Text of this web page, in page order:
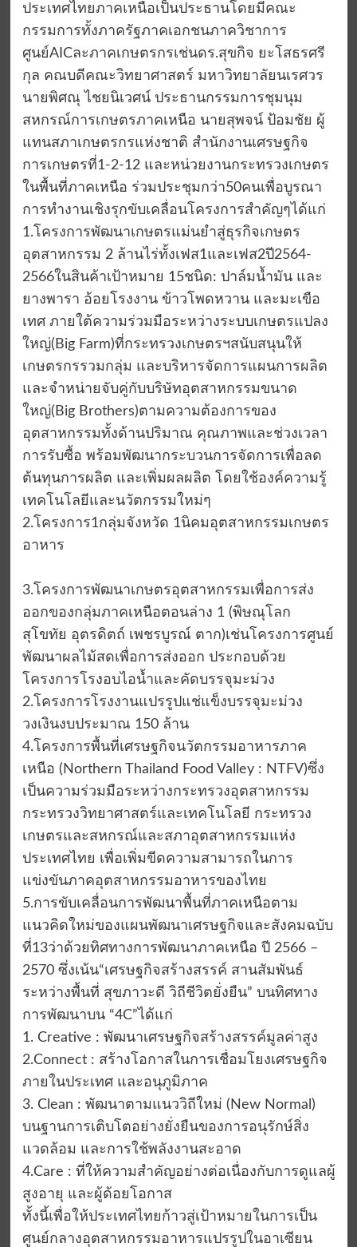
ประเทศไทยภาคเหนือเป็นประธานโดยมีคณะ
กรรมการทั้งภาครัฐภาคเอกชนภาควิชาการ
ศูนย์AICละภาคเกษตรกรเช่นดร.สุขกิจ ยะโสธรศรี
กุล คณบดีคณะวิทยาศาสตร์ มหาวิทยาลัยนเรศวร
นายพิศณุ ไชยนิเวศน์ ประธานกรรมการชุมนุม
สหกรณ์การเกษตรภาคเหนือ นายสุพจน์ ป้อมชัย ผู้
แทนสภาเกษตรกรแห่งชาติ สำนักงานเศรษฐกิจ
การเกษตรที่1-2-12 และหน่วยงานกระทรวงเกษตร
ในพื้นที่ภาคเหนือ ร่วมประชุมกว่า50คนเพื่อบูรณา
การทำงานเชิงรุกขับเคลื่อนโครงการสำคัญๆได้แก่
1.โครงการพัฒนาเกษตรแม่นยำสู่ธุรกิจเกษตร
อุตสาหกรรม 2 ล้านไร่ทั้งเฟส1และเฟส2ปี2564-
2566ในสินค้าเป้าหมาย 15ชนิด: ปาล์มน้ำมัน และ
ยางพารา อ้อยโรงงาน ข้าวโพดหวาน และมะเขือ
เทศ ภายใต้ความร่วมมือระหว่างระบบเกษตรแปลง
ใหญ่(Big Farm)ที่กระทรวงเกษตรฯสนับสนุนให้
เกษตรกรรวมกลุ่ม และบริหารจัดการแผนการผลิต
และจำหน่ายจับคู่กับบริษัทอุตสาหกรรมขนาด
ใหญ่(Big Brothers)ตามความต้องการของ
อุตสาหกรรมทั้งด้านปริมาณ คุณภาพและช่วงเวลา
การรับซื้อ พร้อมพัฒนากระบวนการจัดการเพื่อลด
ต้นทุนการผลิต และเพิ่มผลผลิต โดยใช้องค์ความรู้
เทคโนโลยีและนวัตกรรมใหม่ๆ
2.โครงการ1กลุ่มจังหวัด 1นิคมอุตสาหกรรมเกษตร
อาหาร
3.โครงการพัฒนาเกษตรอุตสาหกรรมเพื่อการส่ง
ออกของกลุ่มภาคเหนือตอนล่าง 1 (พิษณุโลก
สุโขทัย อุตรดิตถ์ เพชรบูรณ์ ตาก)เช่นโครงการศูนย์
พัฒนาผลไม้สดเพื่อการส่งออก ประกอบด้วย
โครงการโรงอบไอน้ำและคัดบรรจุมะม่วง
2.โครงการโรงงานแปรรูปแช่แข็งบรรจุมะม่วง
วงเงินงบประมาณ 150 ล้าน
4.โครงการพื้นที่เศรษฐกิจนวัตกรรมอาหารภาค
เหนือ (Northern Thailand Food Valley : NTFV)ซึ่ง
เป็นความร่วมมือระหว่างกระทรวงอุตสาหกรรม
กระทรวงวิทยาศาสตร์และเทคโนโลยี กระทรวง
เกษตรและสหกรณ์และสภาอุตสาหกรรมแห่ง
ประเทศไทย เพื่อเพิ่มขีดความสามารถในการ
แข่งขันภาคอุตสาหกรรมอาหารของไทย
5.การขับเคลื่อนการพัฒนาพื้นที่ภาคเหนือตาม
แนวคิดใหม่ของแผนพัฒนาเศรษฐกิจและสังคมฉบับ
ที่13ว่าด้วยทิศทางการพัฒนาภาคเหนือ ปี 2566 –
2570 ซึ่งเน้น“เศรษฐกิจสร้างสรรค์ สานสัมพันธ์
ระหว่างพื้นที่ สุขภาวะดี วิถีชีวิตยั่งยืน” บนทิศทาง
การพัฒนาบน “4C”ได้แก่
1. Creative : พัฒนาเศรษฐกิจสร้างสรรค์มูลค่าสูง
2.Connect : สร้างโอกาสในการเชื่อมโยงเศรษฐกิจ
ภายในประเทศ และอนุภูมิภาค
3. Clean : พัฒนาตามแนววิถีใหม่ (New Normal)
บนฐานการเติบโตอย่างยั่งยืนของการอนุรักษ์สิ่ง
แวดล้อม และการใช้พลังงานสะอาด
4.Care : ที่ให้ความสำคัญอย่างต่อเนื่องกับการดูแลผู้
สูงอายุ และผู้ด้อยโอกาส
ทั้งนี้เพื่อให้ประเทศไทยก้าวสู่เป้าหมายในการเป็น
ศูนย์กลางอุตสาหกรรมอาหารแปรรูปในอาเซียน